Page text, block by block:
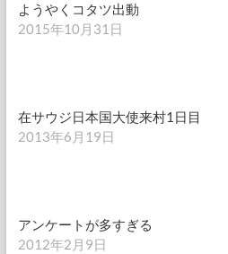
ようやくコタツ出動
2015年10月31日
在サウジ日本国大使来村1日目
2013年6月19日
アンケートが多すぎる
2012年2月9日